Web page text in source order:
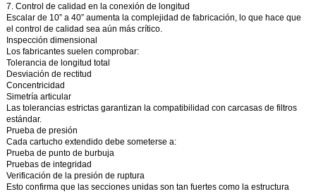
7. Control de calidad en la conexión de longitud
Escalar de 10” a 40” aumenta la complejidad de fabricación, lo que hace que
el control de calidad sea aún más crítico.
Inspección dimensional
Los fabricantes suelen comprobar:
Tolerancia de longitud total
Desviación de rectitud
Concentricidad
Simetría articular
Las tolerancias estrictas garantizan la compatibilidad con carcasas de filtros
estándar.
Prueba de presión
Cada cartucho extendido debe someterse a:
Prueba de punto de burbuja
Pruebas de integridad
Verificación de la presión de ruptura
Esto confirma que las secciones unidas son tan fuertes como la estructura